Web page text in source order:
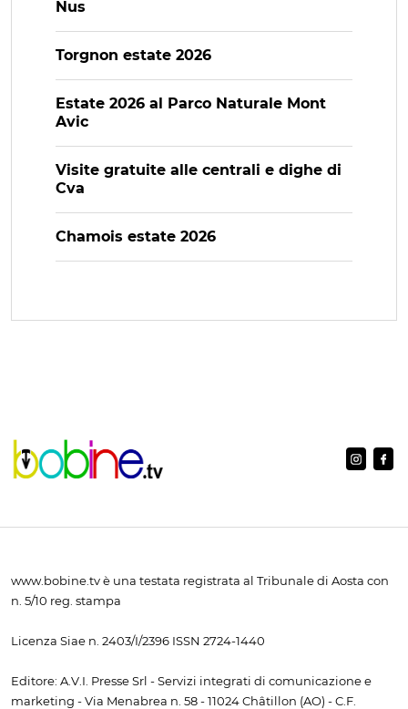
Nus
Torgnon estate 2026
Estate 2026 al Parco Naturale Mont
Avic
Visite gratuite alle centrali e dighe di
Cva
Chamois estate 2026
www.bobine.tv è una testata registrata al Tribunale di Aosta con
n. 5/10 reg. stampa
Licenza Siae n. 2403/I/2396 ISSN 2724-1440
Editore: A.V.I. Presse Srl - Servizi integrati di comunicazione e
marketing - Via Menabrea n. 58 - 11024 Châtillon (AO) - C.F.